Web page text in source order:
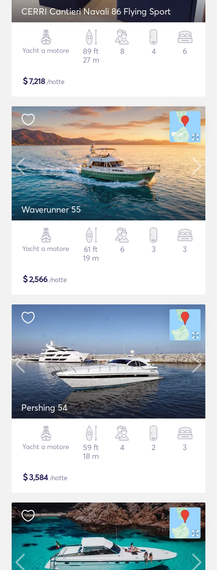
CERRI Cantieri Navali 86 Flying Sport
Yacht a motore
89 ft
27 m
8 4 6
$7,218 /notte
Waverunner 55
Yacht a motore
61 ft
19 m
6 3 3
$2,566 /notte
Pershing 54
Yacht a motore
59 ft
18 m
4 2 3
$3,584/notte